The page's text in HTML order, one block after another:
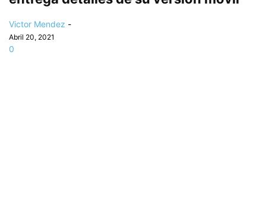
Victor Mendez -
Abril 20, 2021
0